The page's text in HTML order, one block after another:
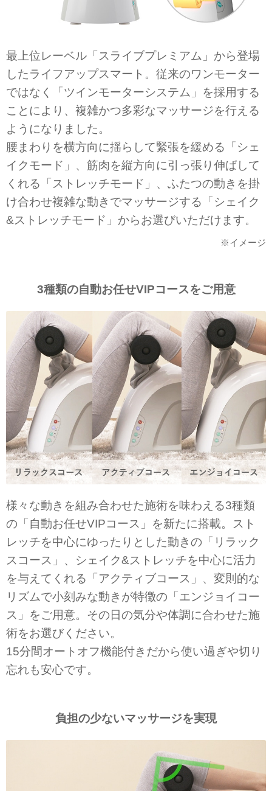
最上位レーベル「スライブプレミアム」から登場
したライフアップスマート。従来のワンモーター
ではなく「ツインモーターシステム」を採用する
ことにより、複雑かつ多彩なマッサージを行える
ようになりました。
腰まわりを横方向に揺らして緊張を緩める「シェ
イクモード」、筋肉を縦方向に引っ張り伸ばして
くれる「ストレッチモード」、ふたつの動きを掛
け合わせ複雑な動きでマッサージする「シェイク
&ストレッチモード」からお選びいただけます。
※イメージ
3種類の自動お任せVIPコースをご用意
様々な動きを組み合わせた施術を味わえる3種類
の「自動お任せVIPコース」を新たに搭載。スト
レッチを中心にゆったりとした動きの「リラック
スコース」、シェイク&ストレッチを中心に活力
を与えてくれる「アクティブコース」、変則的な
リズムで小刻みな動きが特徴の「エンジョイコー
ス」をご用意。その日の気分や体調に合わせた施
術をお選びください。
15分間オートオフ機能付きだから使い過ぎや切り
忘れも安心です。
負担の少ないマッサージを実現